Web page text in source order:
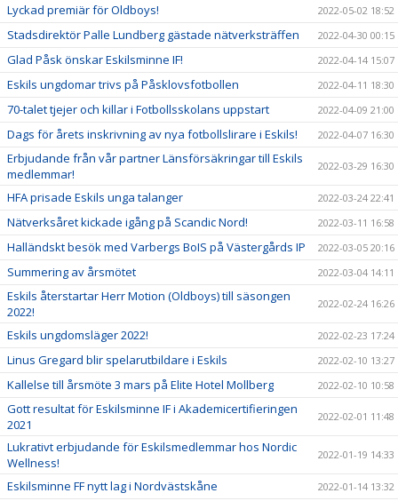
Lyckad premiär för Oldboys! 2022-05-02 18:52
Stadsdirektör Palle Lundberg gästade nätverksträffen 2022-04-30 00:15
Glad Påsk önskar Eskilsminne IF! 2022-04-14 15:07
Eskils ungdomar trivs på Påsklovsfotbollen 2022-04-11 18:30
70-talet tjejer och killar i Fotbollsskolans uppstart 2022-04-09 21:00
Dags för årets inskrivning av nya fotbollslirare i Eskils! 2022-04-07 16:30
Erbjudande från vår partner Länsförsäkringar till Eskils
medlemmar!
2022-03-29 16:30
HFA prisade Eskils unga talanger 2022-03-24 22:41
Nätverksåret kickade igång på Scandic Nord! 2022-03-11 16:58
Halländskt besök med Varbergs BoIS på Västergårds IP 2022-03-05 20:16
Summering av årsmötet 2022-03-04 14:11
Eskils återstartar Herr Motion (Oldboys) till säsongen
2022!
2022-02-24 16:26
Eskils ungdomsläger 2022! 2022-02-23 17:24
Linus Gregard blir spelarutbildare i Eskils 2022-02-10 13:27
Kallelse till årsmöte 3 mars på Elite Hotel Mollberg 2022-02-10 10:58
Gott resultat för Eskilsminne IF i Akademicertifieringen
2021
2022-02-01 11:48
Lukrativt erbjudande för Eskilsmedlemmar hos Nordic
Wellness!
2022-01-19 14:33
Eskilsminne FF nytt lag i Nordvästskåne 2022-01-14 13:32